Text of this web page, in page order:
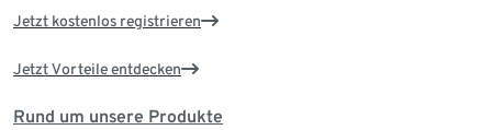
Jetzt kostenlos registrieren
Jetzt Vorteile entdecken
Rund um unsere Produkte